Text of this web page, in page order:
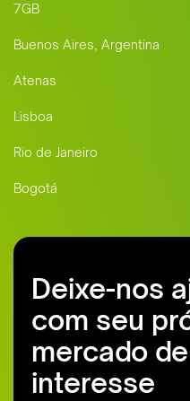
7GB
Buenos Aires, Argentina
Atenas
Lisboa
Rio de Janeiro
Bogotá
Deixe-nos
com seu
mercado de
interesse